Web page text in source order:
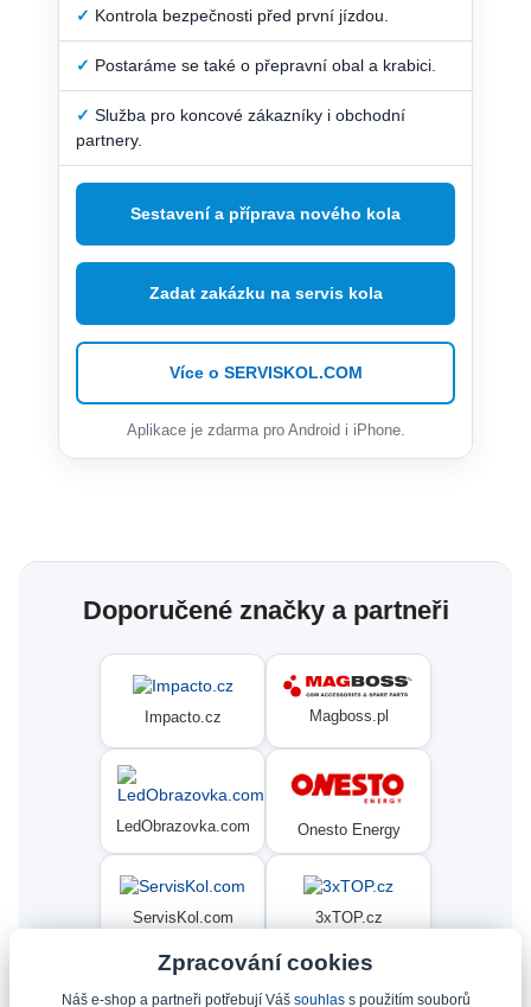
✓ Kontrola bezpečnosti před první jízdou.
✓ Postaráme se také o přepravní obal a krabici.
✓ Služba pro koncové zákazníky i obchodní
partnery.
Sestavení a příprava nového kola
Zadat zakázku na servis kola
Více o SERVISKOL.COM
Aplikace je zdarma pro Android i iPhone.
Doporučené značky a partneři
Impacto.cz Magboss.pl
LedObrazovka.com Onesto Energy
ServisKol.com 3xTOP.cz
Zpracování cookies
Náš e-shop a partneři potřebují Váš souhlass použitím souborů